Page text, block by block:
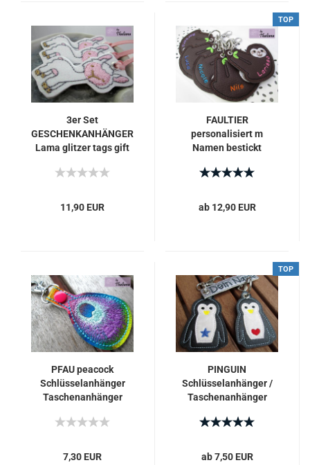
3er Set
GESCHENKANHÄNGER
Lama glitzer tags gift
11,90 EUR
TOP
FAULTIER
personalisiert m
Namen bestickt
Taschenanhänger
ab 12,90 EUR
PFAU peacock
Schlüsselanhänger
Taschenanhänger
7,30 EUR
TOP
PINGUIN
Schlüsselanhänger /
Taschenanhänger
Namen bestickt
ab 7,50 EUR